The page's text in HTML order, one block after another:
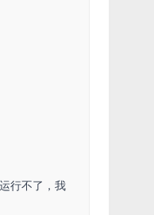
行不了，我